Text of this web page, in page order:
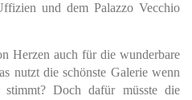
und dem Palazzo Vecchio
Herzen auch für die wunderbare
nutzt die schönste Galerie wenn
stimmt? Doch dafür müsste die